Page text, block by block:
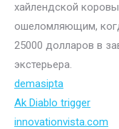
хайлендской
ошеломляющим,
25000 долларов в
экстерьера.
demasipta
Ak Diablo trigger
innovationvista.com